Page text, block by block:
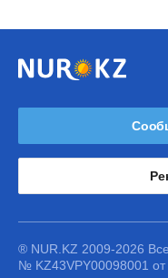
® NUR.KZ 2009-2026
№ KZ43VPY00098001 от